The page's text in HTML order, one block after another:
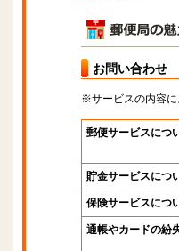
お問い合わせ
※サービスの内容に
郵便サービスにつ
貯金サービスにつ
保険サービスにつ
通帳やカードの紛